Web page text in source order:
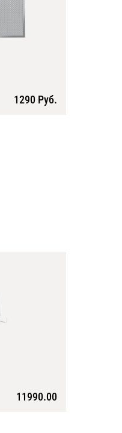
1290 Руб.
11990.00